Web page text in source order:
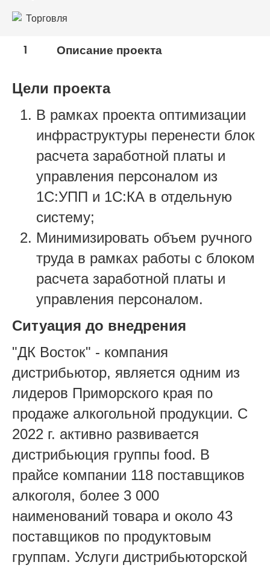
Торговля
1 Описание проекта
Цели проекта
В рамках проекта оптимизации
инфраструктуры перенести блок
расчета заработной платы и
управления персоналом из
1С:УПП и 1С:КА в отдельную
систему;
Минимизировать объем ручного
труда в рамках работы с блоком
расчета заработной платы и
управления персоналом.
Ситуация до внедрения
"ДК Восток" - компания
дистрибьютор, является одним из
лидеров Приморского края по
продаже алкогольной продукции. С
2022 г. активно развивается
дистрибьюция группы food. В
прайсе компании 118 поставщиков
алкоголя, более 3 000
наименований товара и около 43
поставщиков по продуктовым
группам. Услуги дистрибьюторской